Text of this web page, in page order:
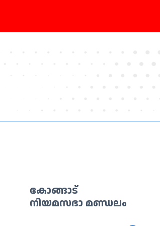
കോങ്ങാട്
നിയമസഭാ മണ്ഡലം